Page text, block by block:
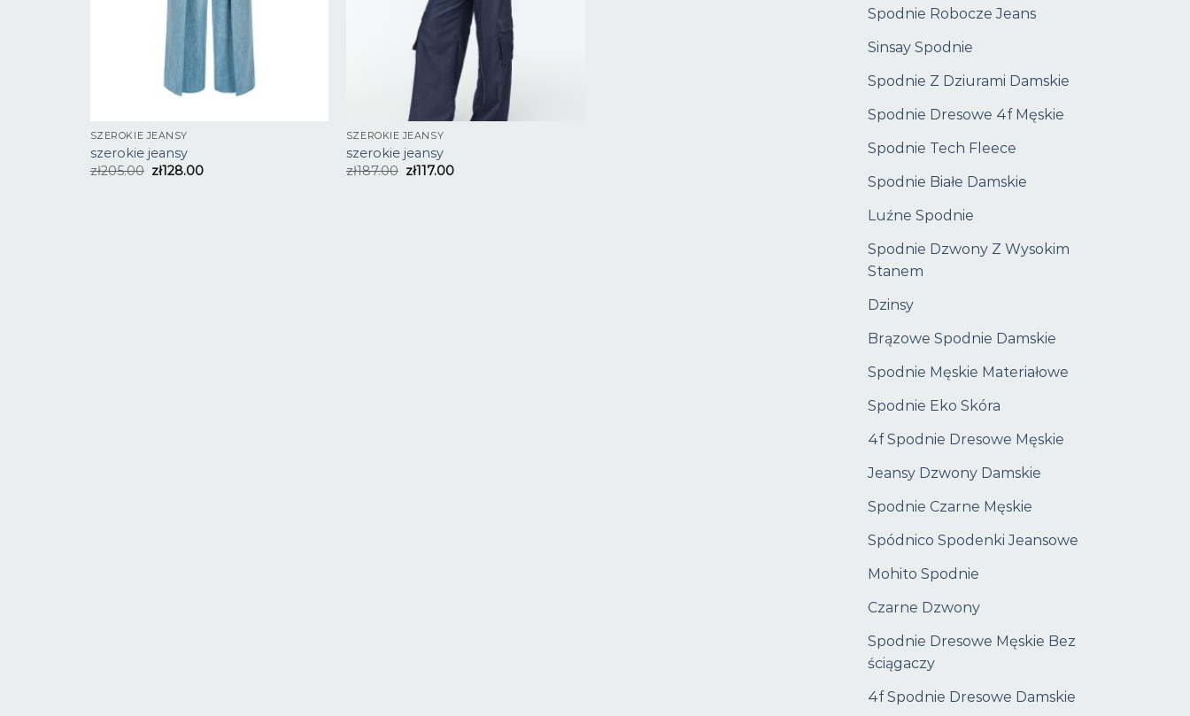
SZEROKIE JEANSY
szerokie jeansy
zł205.00 zł128.00
SZEROKIE JEANSY
szerokie jeansy
zł187.00 zł117.00
Spodnie Robocze Jeans
Sinsay Spodnie
Spodnie Z Dziurami Damskie
Spodnie Dresowe 4f Męskie
Spodnie Tech Fleece
Spodnie Białe Damskie
Luźne Spodnie
Spodnie Dzwony Z Wysokim
Stanem
Dzinsy
Brązowe Spodnie Damskie
Spodnie Męskie Materiałowe
Spodnie Eko Skóra
4f Spodnie Dresowe Męskie
Jeansy Dzwony Damskie
Spodnie Czarne Męskie
Spódnico Spodenki Jeansowe
Mohito Spodnie
Czarne Dzwony
Spodnie Dresowe Męskie Bez
ściągaczy
4f Spodnie Dresowe Damskie